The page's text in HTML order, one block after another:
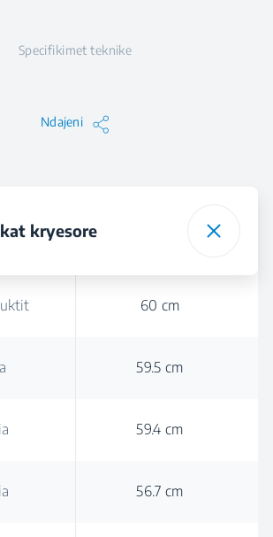
Specifikimet teknike
Ndajeni
kryesore
60 cm
59.5 cm
59.4 cm
56.7 cm